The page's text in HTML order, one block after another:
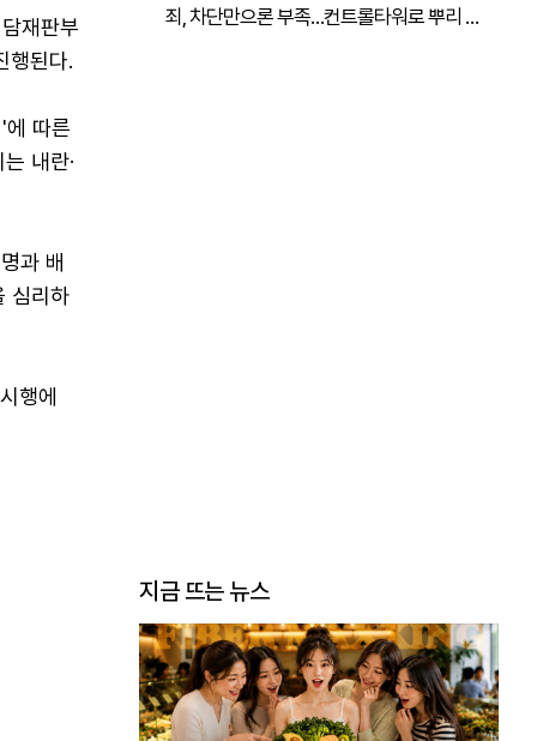
재판부
행된다.
에 따른
내란·
과 배
심리하
행에
죄, 차단만으론 부족…컨트롤타워로 뿌리 뽑
지금 뜨는 뉴스